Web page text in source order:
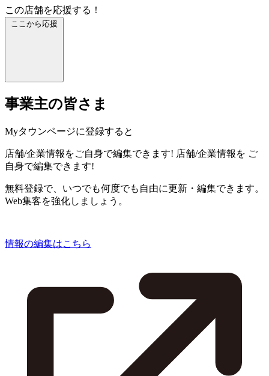
この店舗を応援する！
ここから応援
事業主の皆さま
Myタウンページに登録すると
店舗/企業情報をご自身で編集できます! 店舗/企業情報を ご
自身で編集できます!
無料登録で、いつでも何度でも自由に更新・編集できます。
Web集客を強化しましょう。
情報の編集はこちら